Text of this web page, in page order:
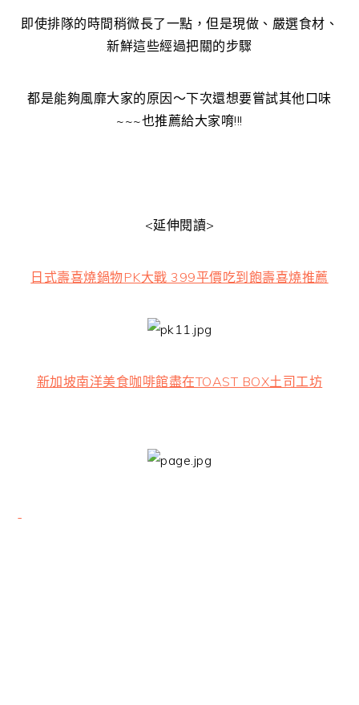
即使排隊的時間稍微長了一點，但是現做、嚴選食材、
新鮮這些經過把關的步驟
都是能夠風靡大家的原因～下次還想要嘗試其他口味
~~~也推薦給大家唷!!!
<延伸閱讀>
日式壽喜燒鍋物PK大戰 399平價吃到飽壽喜燒推薦
新加坡南洋美食咖啡館盡在TOAST BOX土司工坊